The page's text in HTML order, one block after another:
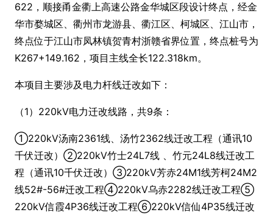
622，顺接甬金衢上高速公路金华城区段设计终点，经金
华市婺城区、衢州市龙游县、衢江区、柯城区、江山市，
终点位于江山市凤林镇贺青村浙赣省界位置，终点桩号为
K267+149.162，项目主线全长122.318km。
本项目主要涉及电力杆线迁改如下：
（1）220kV电力迁改线路，共9条：
①220kV汤南2361线、汤竹2362线迁改工程（通讯10
千伏迁改）②220kV竹士24L7线 、竹元24L8线迁改工
程（通讯10千伏迁改）③220kV芳赤24M1线芳柯24M2
线52#-56#迁改工程④220kV乌赤2282线迁改工程⑤
220kV信霞4P36线迁改工程⑥220kV信仙4P35线迁改